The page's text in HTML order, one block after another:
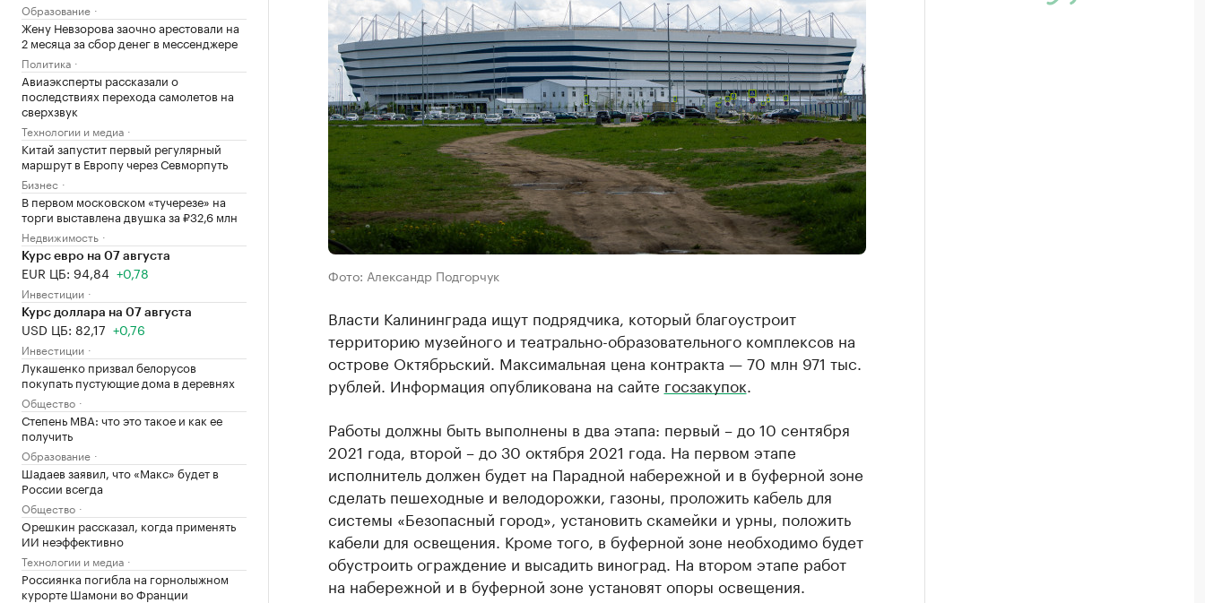
Образование
Жену Невзорова заочно арестовали на
2 месяца за сбор денег в мессенджере
Политика
Авиаэксперты рассказали о
последствиях перехода самолетов на
сверхзвук
Технологии и медиа
Китай запустит первый регулярный
маршрут в Европу через Севморпуть
Бизнес
В первом московском «тучерезе» на
торги выставлена двушка за ₽32,6 млн
Недвижимость
Курс евро на 07 августа
EUR ЦБ: 94,84 +0,78
Инвестиции
Курс доллара на 07 августа
USD ЦБ: 82,17 +0,76
Инвестиции
Лукашенко призвал белорусов
покупать пустующие дома в деревнях
Общество
Степень MBA: что это такое и как ее
получить
Образование
Шадаев заявил, что «Макс» будет в
России всегда
Общество
Орешкин рассказал, когда применять
ИИ неэффективно
Технологии и медиа
Россиянка погибла на горнолыжном
курорте Шамони во Франции
Фото: Александр Подгорчук
Власти Калининграда ищут подрядчика, который благоустроит
территорию музейного и театрально-образовательного комплексов на
острове Октябрьский. Максимальная цена контракта — 70 млн 971 тыс.
рублей. Информация опубликована на сайте госзакупок
Работы должны быть выполнены в два этапа: первый – до 10 сентября
2021 года, второй – до 30 октября 2021 года. На первом этапе
исполнитель должен будет на Парадной набережной и в буферной зоне
сделать пешеходные и велодорожки, газоны, проложить кабель для
системы «Безопасный город», установить скамейки и урны, положить
кабели для освещения. Кроме того, в буферной зоне необходимо будет
обустроить ограждение и высадить виноград. На втором этапе работ
на набережной и в буферной зоне установят опоры освещения.